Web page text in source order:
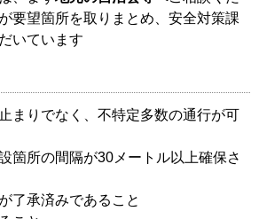
要望箇所を取りまとめ、安全対策課
いています
まりでなく、不特定多数の通行が可
箇所の間隔が30メートル以上確保さ
了承済みであること